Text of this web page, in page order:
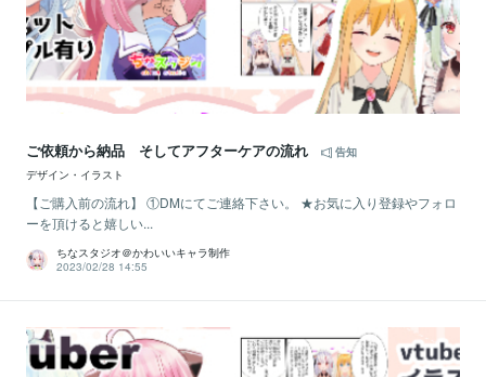
ご依頼から納品 そしてアフターケアの流れ
告知
デザイン・イラスト
【ご購入前の流れ】 ①DMにてご連絡下さい。 ★お気に入り登録やフォロ
ーを頂けると嬉しい...
ちなスタジオ＠かわいいキャラ制作
2023/02/28 14:55